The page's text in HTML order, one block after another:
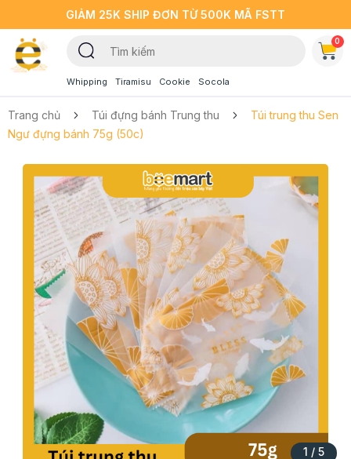
GIẢM 25K SHIP ĐƠN TỪ 500K MÃ FSTT
Whipping Tiramisu Cookie Socola
0
Trang chủ Túi đựng bánh Trung thu
Túi trung thu Sen
Ngư đựng bánh 75g (50c)
1 / 5